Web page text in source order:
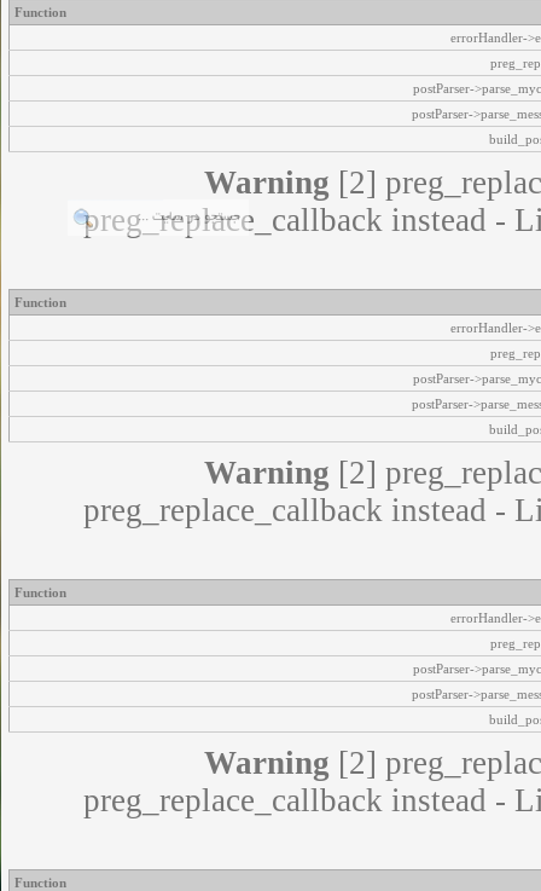
Function
errorHandler-
postParser-
postParser-
Warning [2]
preg_replace_callback instead -
Function
errorHandler-
postParser-
postParser-
Warning [2]
preg_replace_callback instead -
Function
errorHandler-
postParser-
postParser-
Warning [2]
preg_replace_callback instead -
Function